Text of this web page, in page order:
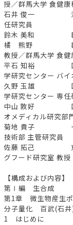
授／群馬大学 食健
石井 俊一 海洋研
任研究員
鈴木 美和 群馬大
橘 熊野 群馬大
教授／群馬大学 食
平石 知裕 国立研
学研究センター バ
久野 玉雄 国立研
学研究センター 専任
中山 敦好 国立研
オメディカル研究部
菊地 貴子 一般社
技術部 主管研究員
佐藤 拓己 東京工
グフード研究室 教授
【構成および内容】
第Ⅰ編 生合成
第1章 微生物産生ポ
分子量化 百武(石井
1 はじめに